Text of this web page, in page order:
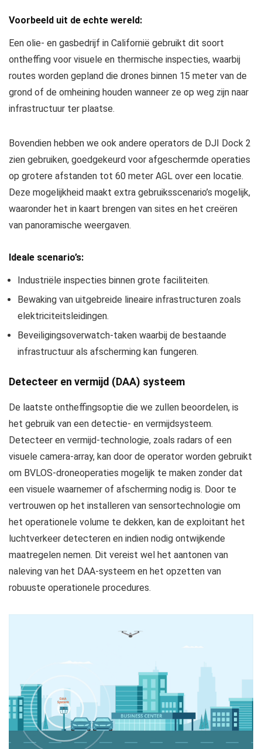
Voorbeeld uit de echte wereld:
Een olie- en gasbedrijf in Californië gebruikt dit soort
ontheffing voor visuele en thermische inspecties, waarbij
routes worden gepland die drones binnen 15 meter van de
grond of de omheining houden wanneer ze op weg zijn naar
infrastructuur ter plaatse.
Bovendien hebben we ook andere operators de DJI Dock 2
zien gebruiken, goedgekeurd voor afgeschermde operaties
op grotere afstanden tot 60 meter AGL over een locatie.
Deze mogelijkheid maakt extra gebruiksscenario’s mogelijk,
waaronder het in kaart brengen van sites en het creëren
van panoramische weergaven.
Ideale scenario’s:
Industriële inspecties binnen grote faciliteiten.
Bewaking van uitgebreide lineaire infrastructuren zoals
elektriciteitsleidingen.
Beveiligingsoverwatch-taken waarbij de bestaande
infrastructuur als afscherming kan fungeren.
Detecteer en vermijd (DAA) systeem
De laatste ontheffingsoptie die we zullen beoordelen, is
het gebruik van een detectie- en vermijdsysteem.
Detecteer en vermijd-technologie, zoals radars of een
visuele camera-array, kan door de operator worden gebruikt
om BVLOS-droneoperaties mogelijk te maken zonder dat
een visuele waarnemer of afscherming nodig is. Door te
vertrouwen op het installeren van sensortechnologie om
het operationele volume te dekken, kan de exploitant het
luchtverkeer detecteren en indien nodig ontwijkende
maatregelen nemen. Dit vereist wel het aantonen van
naleving van het DAA-systeem en het opzetten van
robuuste operationele procedures.